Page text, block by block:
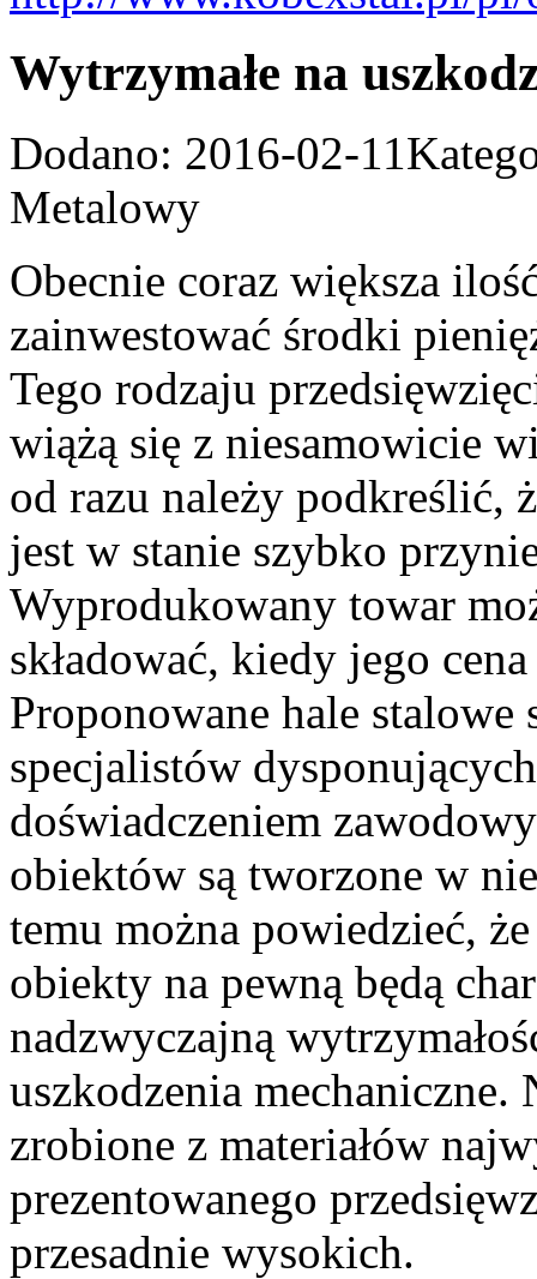
Wytrzymałe na
Dodano: 2016-02-11
Metalowy
Obecnie coraz większa
zainwestować środki
Tego rodzaju
wiążą się z niesamowicie
od razu należy podkreślić,
jest w stanie szybko
Wyprodukowany towar
składować, kiedy jego
Proponowane hale stalowe
specjalistów
doświadczeniem
obiektów są tworzone w
temu można powiedzieć,
obiekty na pewną będą
nadzwyczajną
uszkodzenia mechaniczne.
zrobione z materiałów
prezentowanego
przesadnie wysokich.